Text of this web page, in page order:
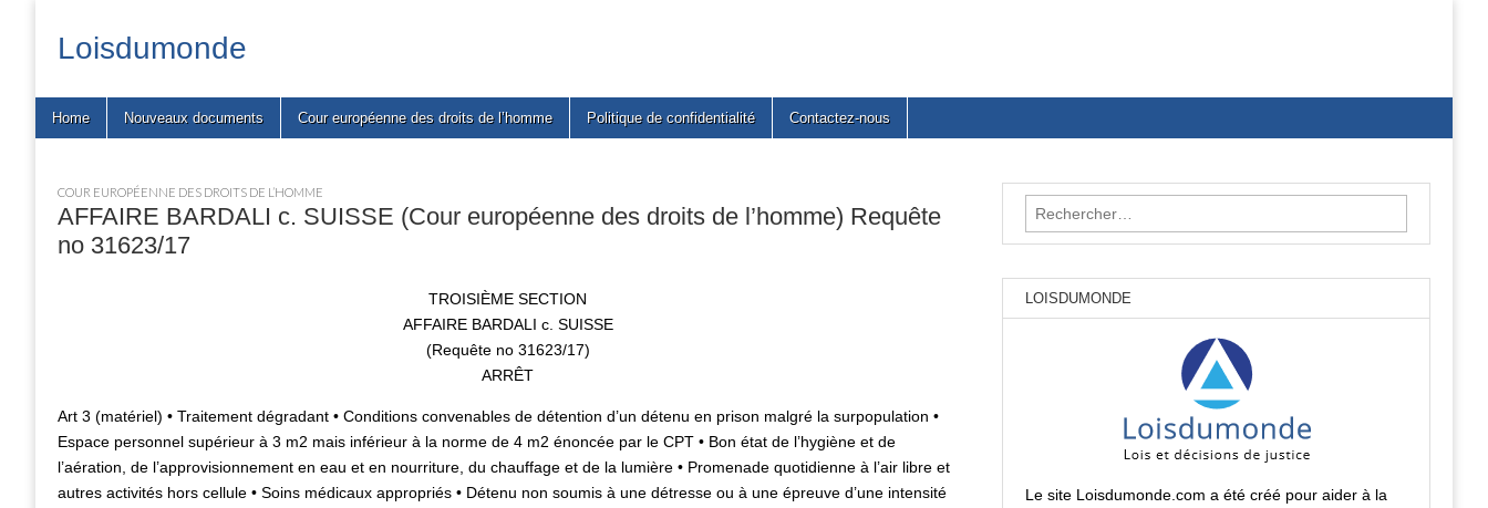
Loisdumonde
Main
Skip
Home Nouveaux documents Cour européenne des droits de l’homme Politique de confidentialité Contactez-nous
COUR EUROPÉENNE DES DROITS DE L’HOMME
AFFAIRE BARDALI c. SUISSE (Cour européenne des droits de l’homme) Requête
no 31623/17
TROISIÈME SECTION
AFFAIRE BARDALI c. SUISSE
(Requête no 31623/17)
ARRÊT
Art 3 (matériel) • Traitement dégradant • Conditions convenables de détention d’un détenu en prison malgré la surpopulation •
Espace personnel supérieur à 3 m2 mais inférieur à la norme de 4 m2 énoncée par le CPT • Bon état de l’hygiène et de
l’aération, de l’approvisionnement en eau et en nourriture, du chauffage et de la lumière • Promenade quotidienne à l’air libre et
autres activités hors cellule • Soins médicaux appropriés • Détenu non soumis à une détresse ou à une épreuve d’une intensité
Rechercher :
LOISDUMONDE
Le site Loisdumonde.com a été créé pour aider à la